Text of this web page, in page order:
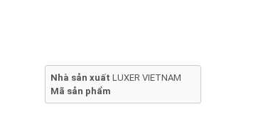
Nhà sản xuất LUXER VIETNAM
Mã sản phẩm